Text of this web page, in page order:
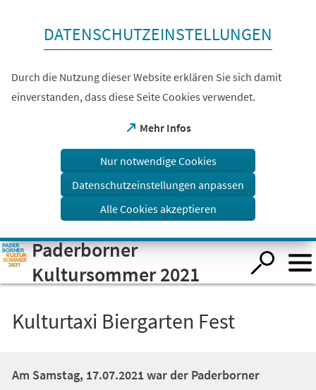
Visuelle
Assistenzsoftware
öffnen.
DATENSCHUTZEINSTELLUNGEN
Durch die Nutzung dieser Website erklären Sie sich damit
einverstanden, dass diese Seite Cookies verwendet.
Mehr Infos
(Öffnet
einem
Tab)
Nur notwendige Cookies
Datenschutzeinstellungen anpassen
Alle Cookies akzeptieren
Paderborner
Kultursommer 2021
Kulturtaxi Biergarten Fest
Am Samstag, 17.07.2021 war der Paderborner